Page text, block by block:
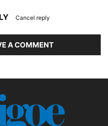
Cancel reply
A COMMENT